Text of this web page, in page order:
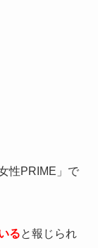
性PRIME」で
ると報じられ